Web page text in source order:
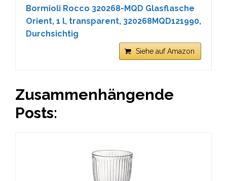
Bormioli Rocco 320268-MQD Glasflasche
Orient, 1 l, transparent, 320268MQD121990,
Durchsichtig
Siehe auf Amazon
Zusammenhängende
Posts: